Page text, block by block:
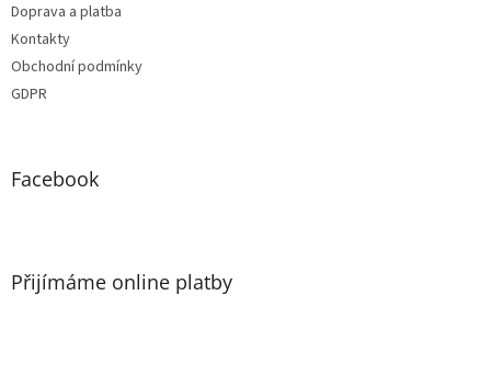
Doprava a platba
Kontakty
Obchodní podmínky
GDPR
Facebook
Přijímáme online platby